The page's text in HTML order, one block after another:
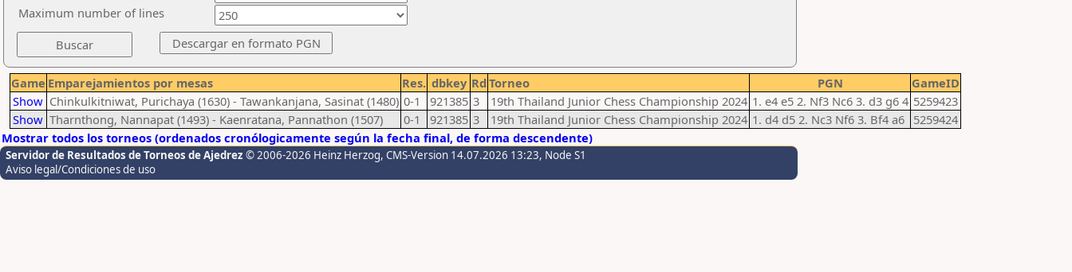
Maximum number of lines
Game Emparejamientos por mesas Res. dbkey Rd Torneo PGN
GameID
Show Chinkulkitniwat, Purichaya (1630) - Tawankanjana, Sasinat (1480) 0-1 921385 3 19th Thailand Junior Chess Championship 2024 1. e4 e5 2. Nf3 Nc6 3. d3 g6 4 5259423
Show Tharnthong, Nannapat (1493) - Kaenratana, Pannathon (1507) 0-1 921385 3 19th Thailand Junior Chess Championship 2024 1. d4 d5 2. Nc3 Nf6 3. Bf4 a6 5259424
Mostrar todos los torneos (ordenados cronólogicamente según la fecha final, de forma descendente)
Servidor de Resultados de Torneos de Ajedrez © 2006-2026 Heinz Herzog, CMS-Version 14.07.2026 13:23, Node S1
Aviso legal/Condiciones de uso